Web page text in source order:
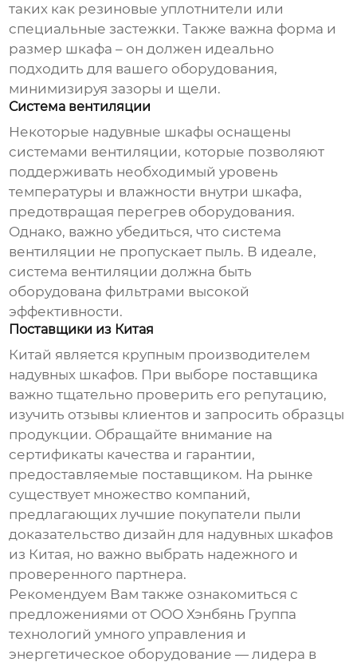
таких как резиновые уплотнители или
специальные застежки. Также важна форма и
размер шкафа – он должен идеально
подходить для вашего оборудования,
минимизируя зазоры и щели.
Система вентиляции
Некоторые надувные шкафы оснащены
системами вентиляции, которые позволяют
поддерживать необходимый уровень
температуры и влажности внутри шкафа,
предотвращая перегрев оборудования.
Однако, важно убедиться, что система
вентиляции не пропускает пыль. В идеале,
система вентиляции должна быть
оборудована фильтрами высокой
эффективности.
Поставщики из Китая
Китай является крупным производителем
надувных шкафов. При выборе поставщика
важно тщательно проверить его репутацию,
изучить отзывы клиентов и запросить образцы
продукции. Обращайте внимание на
сертификаты качества и гарантии,
предоставляемые поставщиком. На рынке
существует множество компаний,
предлагающихлучшие покупатели пыли
доказательство дизайн для надувных шкафов
из Китая, но важно выбрать надежного и
проверенного партнера.
Рекомендуем Вам также ознакомиться с
предложениями от ООО Хэнбянь Группа
технологий умного управления и
энергетическое оборудование — лидера в